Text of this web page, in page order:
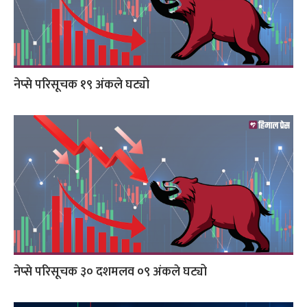
नेप्से परिसूचक १९ अंकले घट्यो
नेप्से परिसूचक ३० दशमलव ०९ अंकले घट्यो